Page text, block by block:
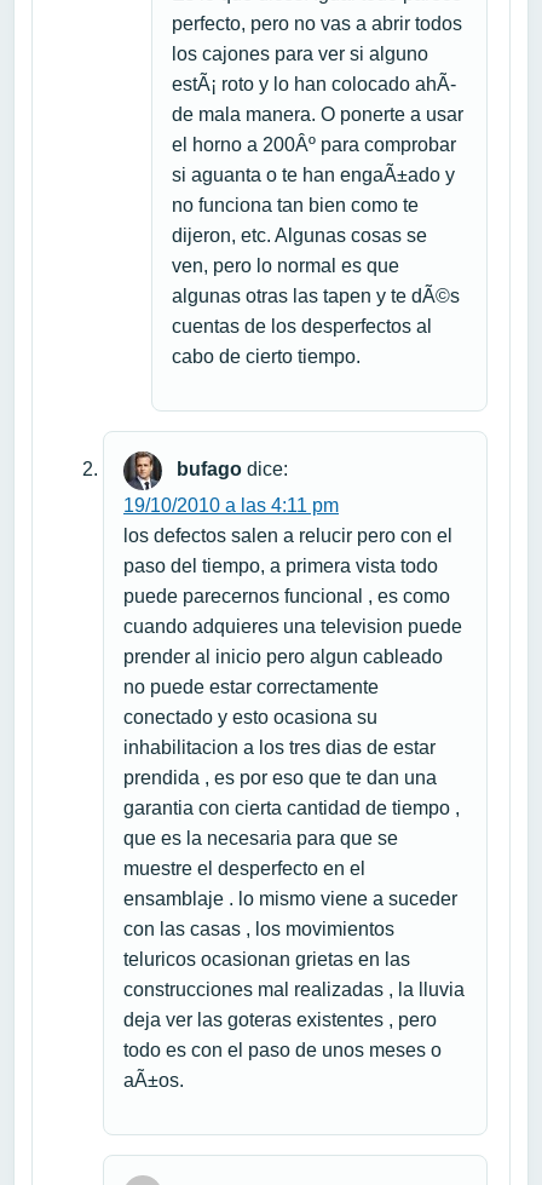
perfecto, pero no vas a abrir todos
los cajones para ver si alguno
estÃ¡ roto y lo han colocado ahÃ­
de mala manera. O ponerte a usar
el horno a 200Âº para comprobar
si aguanta o te han engaÃ±ado y
no funciona tan bien como te
dijeron, etc. Algunas cosas se
ven, pero lo normal es que
algunas otras las tapen y te dÃ©s
cuentas de los desperfectos al
cabo de cierto tiempo.
bufago dice:
19/10/2010 a las 4:11 pm
los defectos salen a relucir pero con el
paso del tiempo, a primera vista todo
puede parecernos funcional , es como
cuando adquieres una television puede
prender al inicio pero algun cableado
no puede estar correctamente
conectado y esto ocasiona su
inhabilitacion a los tres dias de estar
prendida , es por eso que te dan una
garantia con cierta cantidad de tiempo ,
que es la necesaria para que se
muestre el desperfecto en el
ensamblaje . lo mismo viene a suceder
con las casas , los movimientos
teluricos ocasionan grietas en las
construcciones mal realizadas , la lluvia
deja ver las goteras existentes , pero
todo es con el paso de unos meses o
aÃ±os.